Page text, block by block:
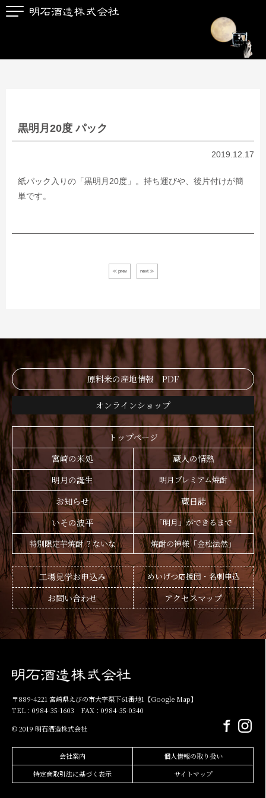
黒明月20度 パック
2019.12.17
紙パック入りの「黒明月20度」。持ち運びや、後片付けが簡
単です。
≪ prev next ≫
〒889-4221 宮崎県えびの市大字栗下61番地1 【Google Map】
TEL：0984-35-1603 FAX：0984-35-0340
© 2019 明石酒造株式会社
会社案内
個人情報の取り扱い
特定商取引法に基づく表示
サイトマップ
原料米の産地情報 PDF
オンラインショップ
トップページ
宮崎の米処
蔵人の情熱
明月の誕生
明月プレミアム焼酎
お知らせ
蔵日誌
いその波平
「明月」ができるまで
特別限定芋焼酎 ？ないな
焼酎の神様「金松法然」
工場見学お申込み めいげつ応援団・名刺申込
お問い合わせ アクセスマップ